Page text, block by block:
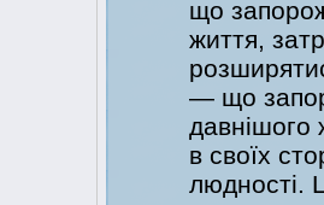
що
життя,
— що
давнішого
в своїх
людності.